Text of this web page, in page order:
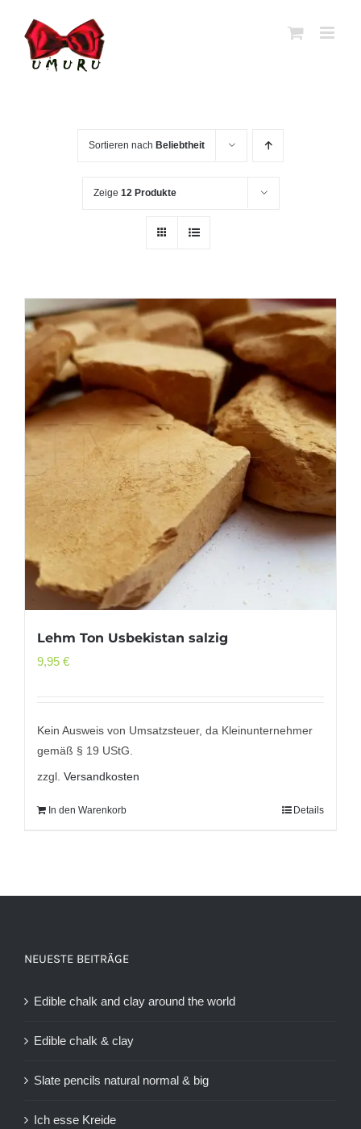
Inhalt
springen
Sortieren nach Beliebtheit
Zeige 12 Produkte
Lehm Ton Usbekistan salzig
9,95 €
Kein Ausweis von Umsatzsteuer, da Kleinunternehmer
gemäß § 19 UStG.
zzgl. Versandkosten
In den Warenkorb Details
NEUESTE BEITRÄGE
Edible chalk and clay around the world
Edible chalk & clay
Slate pencils natural normal & big
Ich esse Kreide